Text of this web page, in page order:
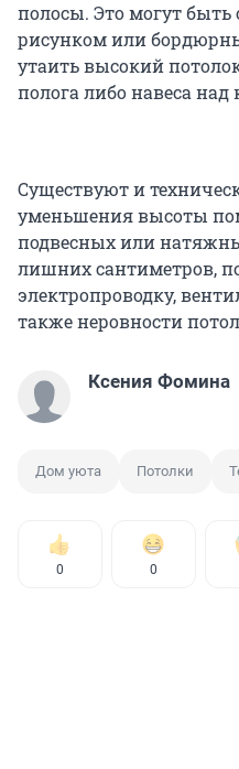
полосы. Это могут
рисунком или
утаить высокий
полога либо навеса над
Существуют и
уменьшения высоты
подвесных или
лишних сантиметров,
электропроводку,
также неровности
Ксения Фомина
Дом уюта Потолки
0 0